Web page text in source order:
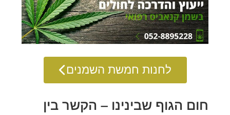
לחנות חמשת השמנים
חום הגוף שבינינו – הקשר בין